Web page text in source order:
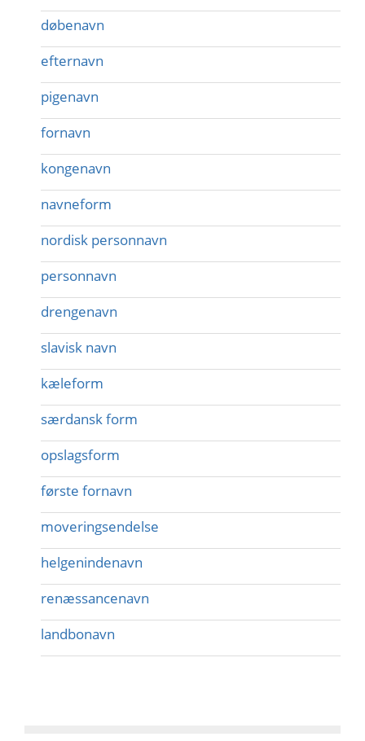
døbenavn
efternavn
pigenavn
fornavn
kongenavn
navneform
nordisk personnavn
personnavn
drengenavn
slavisk navn
kæleform
særdansk form
opslagsform
første fornavn
moveringsendelse
helgenindenavn
renæssancenavn
landbonavn